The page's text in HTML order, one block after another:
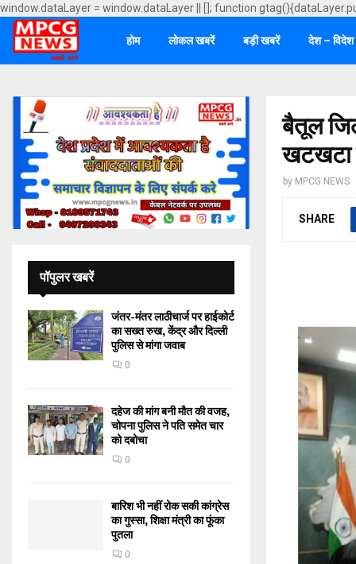
window.dataLayer = window.dataLayer || []; function
होम लोकल खबरें बड़ी खबरें देश – विदेश
बैतूल
खटखटा
by MPCG NEWS
SHARE
पॉपुलर खबरें
जंतर-मंतर लाठीचार्ज पर हाईकोर्ट
का सख्त रुख, केंद्र और दिल्ली
पुलिस से मांगा जवाब
0
दहेज की मांग बनी मौत की वजह,
चोपना पुलिस ने पति समेत चार
को दबोचा
0
बारिश भी नहीं रोक सकी कांग्रेस
का गुस्सा, शिक्षा मंत्री का फूंका
पुतला
0